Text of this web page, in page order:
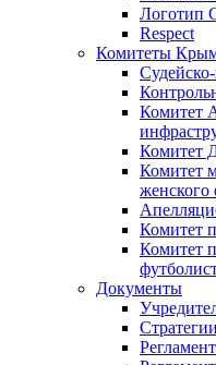
Логотип
Respect
Комитеты
Комитет
Комитет
Комитет
женского
Комитет
Комитет
Документы